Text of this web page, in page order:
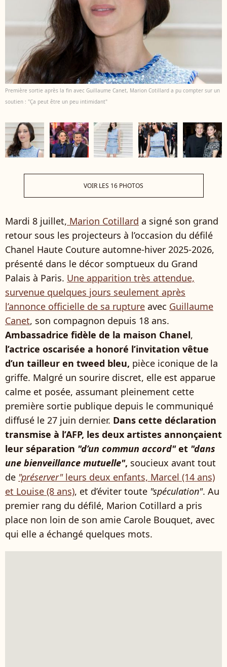
Première sortie après la fin avec Guillaume Canet, Marion Cotillard a pu compter sur un
soutien : "Ça peut être un peu intimidant"
VOIR LES 16 PHOTOS
Mardi 8 juillet, Marion Cotillard a signé son grand
retour sous les projecteurs à l’occasion du défilé
Chanel Haute Couture automne-hiver 2025-2026,
présenté dans le décor somptueux du Grand
Palais à Paris. Une apparition très attendue,
survenue quelques jours seulement après
l’annonce officielle de sa rupture avec Guillaume
Canet, son compagnon depuis 18 ans.
Ambassadrice fidèle de la maison Chanel,
l’actrice oscarisée a honoré l’invitation vêtue
d’un tailleur en tweed bleu, pièce iconique de la
griffe. Malgré un sourire discret, elle est apparue
calme et posée, assumant pleinement cette
première sortie publique depuis le communiqué
diffusé le 27 juin dernier. Dans cette déclaration
transmise à l’AFP, les deux artistes annonçaient
leur séparation "d’un commun accord"et "dans
une bienveillance mutuelle", soucieux avant tout
de "préserver"leurs deux enfants, Marcel (14 ans)
et Louise (8 ans), et d’éviter toute "spéculation". Au
premier rang du défilé, Marion Cotillard a pris
place non loin de son amie Carole Bouquet, avec
qui elle a échangé quelques mots.